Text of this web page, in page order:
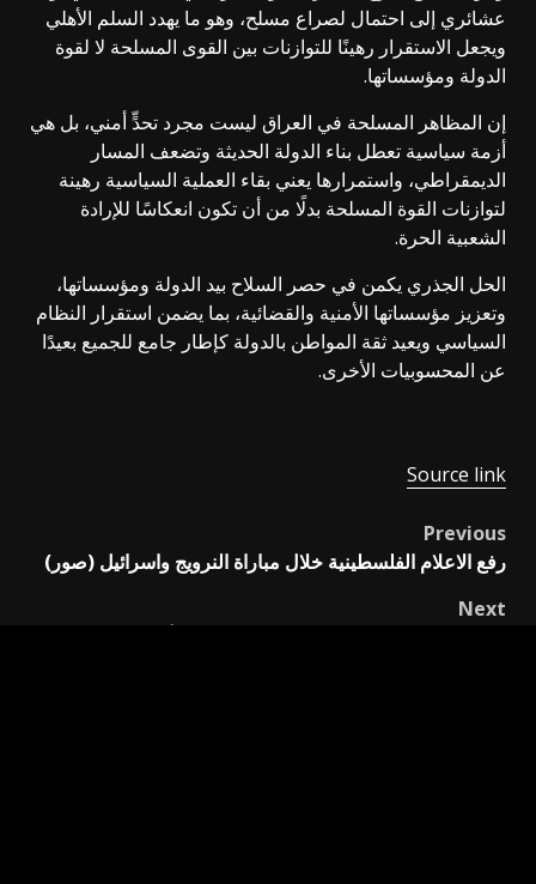
عشائري إلى احتمال لصراع مسلح، وهو ما يهدد السلم الأهلي
ويجعل الاستقرار رهينًا للتوازنات بين القوى المسلحة لا لقوة
الدولة ومؤسساتها.
إن المظاهر المسلحة في العراق ليست مجرد تحدٍّ أمني، بل هي
أزمة سياسية تعطل بناء الدولة الحديثة وتضعف المسار
الديمقراطي، واستمرارها يعني بقاء العملية السياسية رهينة
لتوازنات القوة المسلحة بدلًا من أن تكون انعكاسًا للإرادة
الشعبية الحرة.
الحل الجذري يكمن في حصر السلاح بيد الدولة ومؤسساتها،
وتعزيز مؤسساتها الأمنية والقضائية، بما يضمن استقرار النظام
السياسي ويعيد ثقة المواطن بالدولة كإطار جامع للجميع بعيدًا
عن المحسوبيات الأخرى.
Source link
Post
navigation
Previous
رفع الاعلام الفلسطينية خلال مباراة النرويج واسرائيل (صور)
Next